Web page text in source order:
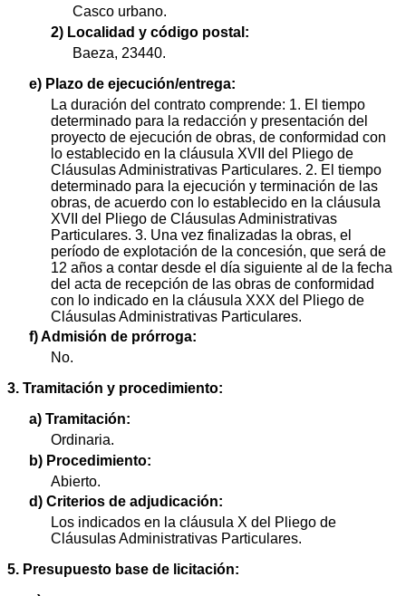
Casco urbano.
2) Localidad y código postal:
Baeza, 23440.
e) Plazo de ejecución/entrega:
La duración del contrato comprende: 1. El tiempo
determinado para la redacción y presentación del
proyecto de ejecución de obras, de conformidad con
lo establecido en la cláusula XVII del Pliego de
Cláusulas Administrativas Particulares. 2. El tiempo
determinado para la ejecución y terminación de las
obras, de acuerdo con lo establecido en la cláusula
XVII del Pliego de Cláusulas Administrativas
Particulares. 3. Una vez finalizadas la obras, el
período de explotación de la concesión, que será de
12 años a contar desde el día siguiente al de la fecha
del acta de recepción de las obras de conformidad
con lo indicado en la cláusula XXX del Pliego de
Cláusulas Administrativas Particulares.
f) Admisión de prórroga:
No.
3. Tramitación y procedimiento:
a) Tramitación:
Ordinaria.
b) Procedimiento:
Abierto.
d) Criterios de adjudicación:
Los indicados en la cláusula X del Pliego de
Cláusulas Administrativas Particulares.
5. Presupuesto base de licitación: